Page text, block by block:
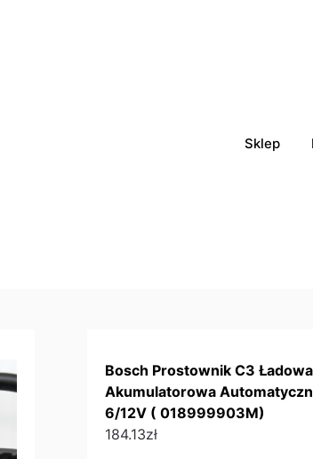
Sklep
Bosch Prostownik C3
Akumulatorowa
6/12V ( 018999903M)
184.13zł